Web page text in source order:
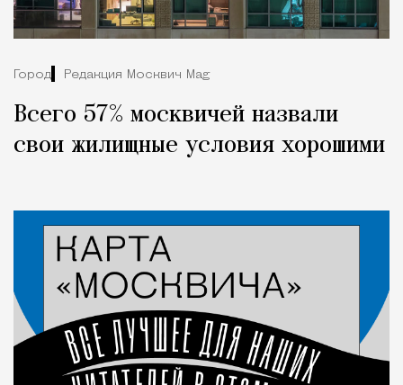
Город Редакция Москвич Mag
Всего 57% москвичей назвали
свои жилищные условия хорошими